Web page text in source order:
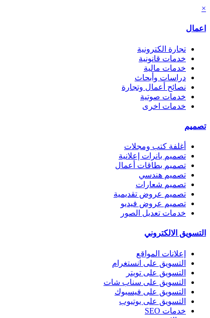
×
اعمال
تجارة الكترونية
خدمات قانونية
خدمات مالية
دراسات وأبحاث
نصائح أعمال وتجارة
خدمات صوتية
خدمات اخرى
تصميم
أغلفة كتب ومجلات
تصميم بانرات إعلانية
تصميم بطاقات أعمال
تصميم هندسي
تصميم شعارات
تصميم عروض تقديمية
تصميم عروض فيديو
خدمات تعديل الصور
التسويق الالكتروني
إعلانات المواقع
التسويق على انستغرام
التسويق على تويتر
التسويق على سناب شات
التسويق على فيسبوك
التسويق على يوتيوب
خدمات SEO